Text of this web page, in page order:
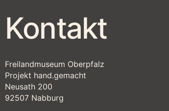
Kontakt
Freilandmuseum Oberpfalz
Projekt hand.gemacht
Neusath 200
92507 Nabburg